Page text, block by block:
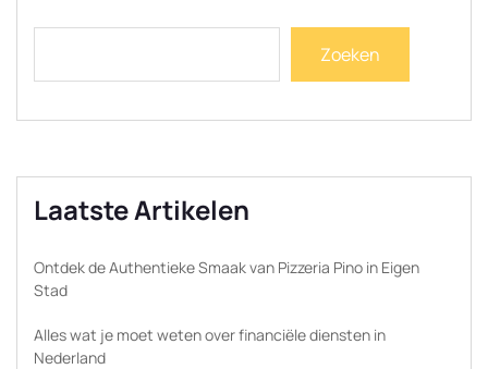
Zoeken
Laatste Artikelen
Ontdek de Authentieke Smaak van Pizzeria Pino in Eigen
Stad
Alles wat je moet weten over financiële diensten in
Nederland